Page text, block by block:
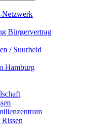
Netzwerk
Bürgervertrag
/ Suurheid
Hamburg